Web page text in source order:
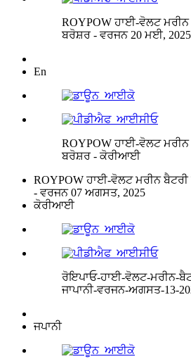
ROYPOW ਹਾਈ-ਵੋਲਟ
ਬਰੋਸ਼ਰ - ਵਰਜਨ 20 ਮਈ, 2025
En
ROYPOW ਹਾਈ-ਵੋਲਟ
ਬਰੋਸ਼ਰ - ਕੋਰੀਆਈ
ROYPOW ਹਾਈ-ਵੋਲਟ ਮਰੀਨ
- ਵਰਜਨ 07 ਅਗਸਤ, 2025
ਕੋਰੀਆਈ
ਰੋਇਪਾਓ-ਹਾਈ-ਵੋਲਟ-ਮਰੀਨ-
ਜਾਪਾਨੀ-ਵਰਜਨ-ਅਗਸਤ-13-
ਜਪਾਨੀ